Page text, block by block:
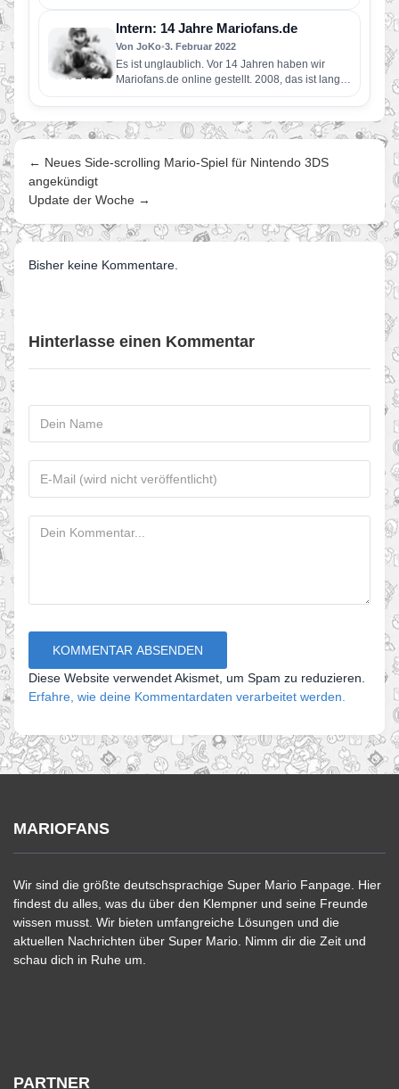
Vorweihnachtszeit mit einem Gewinnspiel
versüßen.…
Intern: 14 Jahre Mariofans.de
Von JoKo•3. Februar 2022
Es ist unglaublich. Vor 14 Jahren haben wir
Mariofans.de online gestellt. 2008, das ist lange
her. Seitdem wurden…
← Neues Side-scrolling Mario-Spiel für Nintendo 3DS
angekündigt
Update der Woche →
Bisher keine Kommentare.
Hinterlasse einen Kommentar
Diese Website verwendet Akismet, um Spam zu reduzieren.
Erfahre, wie deine Kommentardaten verarbeitet werden.
MARIOFANS
Wir sind die größte deutschsprachige Super Mario Fanpage. Hier
findest du alles, was du über den Klempner und seine Freunde
wissen musst. Wir bieten umfangreiche Lösungen und die
aktuellen Nachrichten über Super Mario. Nimm dir die Zeit und
schau dich in Ruhe um.
PARTNER